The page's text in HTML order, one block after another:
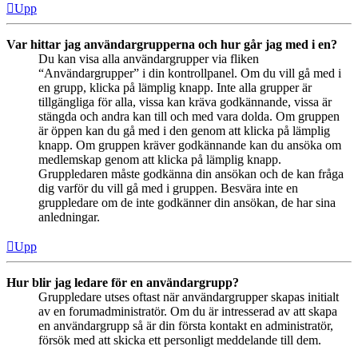
Upp
Var hittar jag användargrupperna och hur går jag med i en?
Du kan visa alla användargrupper via fliken
“Användargrupper” i din kontrollpanel. Om du vill gå med i
en grupp, klicka på lämplig knapp. Inte alla grupper är
tillgängliga för alla, vissa kan kräva godkännande, vissa är
stängda och andra kan till och med vara dolda. Om gruppen
är öppen kan du gå med i den genom att klicka på lämplig
knapp. Om gruppen kräver godkännande kan du ansöka om
medlemskap genom att klicka på lämplig knapp.
Gruppledaren måste godkänna din ansökan och de kan fråga
dig varför du vill gå med i gruppen. Besvära inte en
gruppledare om de inte godkänner din ansökan, de har sina
anledningar.
Upp
Hur blir jag ledare för en användargrupp?
Gruppledare utses oftast när användargrupper skapas initialt
av en forumadministratör. Om du är intresserad av att skapa
en användargrupp så är din första kontakt en administratör,
försök med att skicka ett personligt meddelande till dem.